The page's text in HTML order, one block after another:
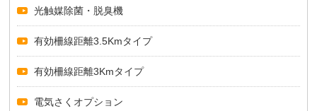
光触媒除菌・脱臭機
有効柵線距離3.5Kmタイプ
有効柵線距離3Kmタイプ
電気さくオプション